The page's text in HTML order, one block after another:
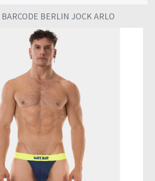
BARCODE BERLIN JOCK ARLO